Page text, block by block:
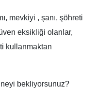
mevkiyi , şanı, şöhreti
eksikliği olanlar,
kullanmaktan
bekliyorsunuz?